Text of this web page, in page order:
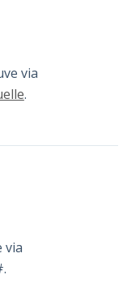
via
.
via